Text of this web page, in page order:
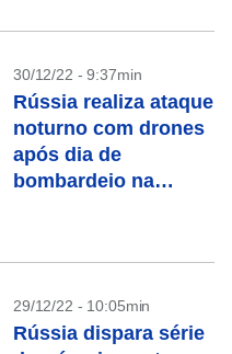
30/12/22 - 9:37min
Rússia realiza ataque
noturno com drones
após dia de
bombardeio na
29/12/22 - 10:05min
Rússia dispara série